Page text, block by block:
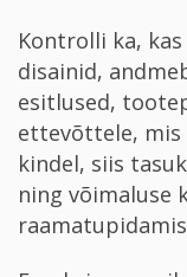
Kontrolli ka,
disainid,
esitlused,
ettevõttele, mis
kindel, siis
ning võimaluse